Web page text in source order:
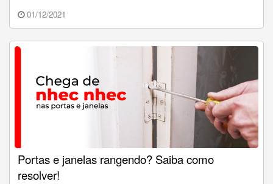
01/12/2021
Portas e janelas rangendo? Saiba como
resolver!